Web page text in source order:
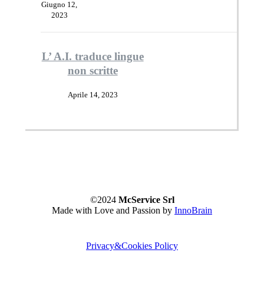
Giugno 12,
2023
L’ A.I. traduce lingue
non scritte
Aprile 14, 2023
©2024 McService Srl
Made with Love and Passion by InnoBrain
Privacy&Cookies Policy